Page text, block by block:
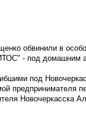
обвинили в
- под домашним
под
предпринимателя
Новочеркасска